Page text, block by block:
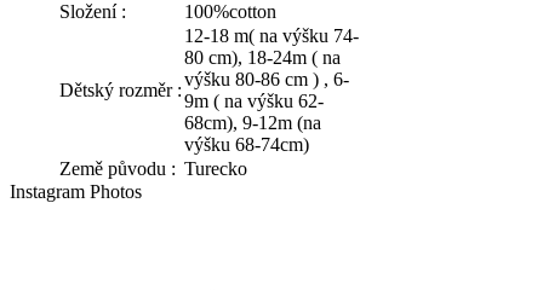
Složení :
100%cotton
Dětský rozměr :
12-18 m( na výšku 74-
80 cm), 18-24m ( na
výšku 80-86 cm ) , 6-
9m ( na výšku 62-
68cm), 9-12m (na
výšku 68-74cm)
Země původu : Turecko
Instagram Photos